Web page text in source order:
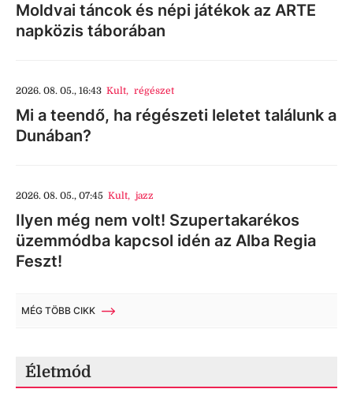
Moldvai táncok és népi játékok az ARTE
napközis táborában
2026. 08. 05., 16:43 Kult, régészet
Mi a teendő, ha régészeti leletet találunk a
Dunában?
2026. 08. 05., 07:45 Kult, jazz
Ilyen még nem volt! Szupertakarékos
üzemmódba kapcsol idén az Alba Regia
Feszt!
MÉG TÖBB CIKK
Életmód